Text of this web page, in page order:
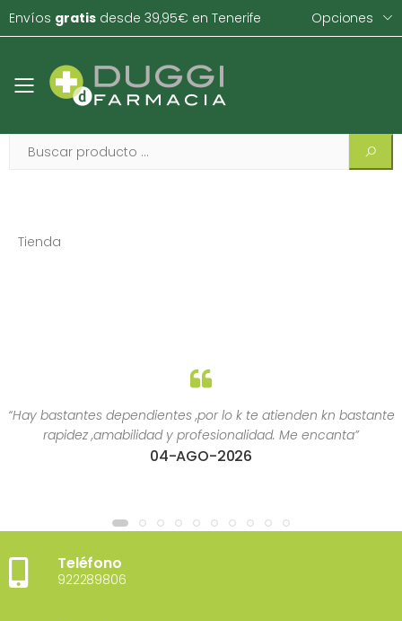
Envíos gratis desde 39,95€ en Tenerife Opciones
Toggle mobile menu
Tienda
“Hay bastantes dependientes ,por lo k te atienden kn bastante
rapidez ,amabilidad y profesionalidad. Me encanta”
04-AGO-2026
Teléfono
922289806